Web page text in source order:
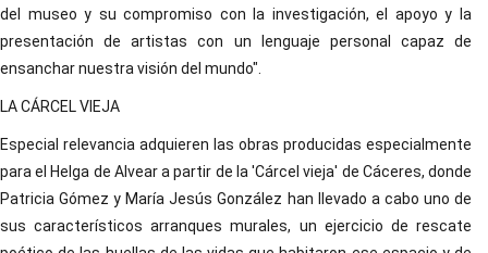
del museo y su compromiso con la investigación, el apoyo y la
presentación de artistas con un lenguaje personal capaz de
ensanchar nuestra visión del mundo".
LA CÁRCEL VIEJA
Especial relevancia adquieren las obras producidas especialmente
para el Helga de Alvear a partir de la 'Cárcel vieja' de Cáceres, donde
Patricia Gómez y María Jesús González han llevado a cabo uno de
sus característicos arranques murales, un ejercicio de rescate